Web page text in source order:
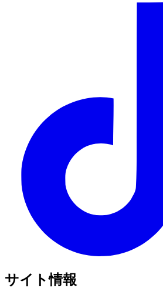
サイト情報